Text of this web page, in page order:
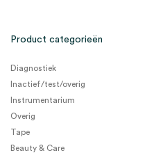
Product categorieën
Diagnostiek
Inactief/test/overig
Instrumentarium
Overig
Tape
Beauty & Care